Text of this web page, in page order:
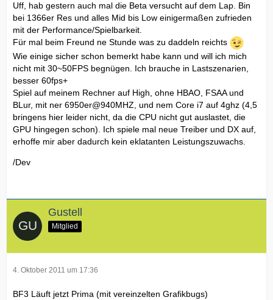
Uff, hab gestern auch mal die Beta versucht auf dem Lap. Bin
bei 1366er Res und alles Mid bis Low einigermaßen zufrieden
mit der Performance/Spielbarkeit.
Für mal beim Freund ne Stunde was zu daddeln reichts
Wie einige sicher schon bemerkt habe kann und will ich mich
nicht mit 30~50FPS begnügen. Ich brauche in Lastszenarien,
besser 60fps+
Spiel auf meinem Rechner auf High, ohne HBAO, FSAA und
BLur, mit ner 6950er@940MHZ, und nem Core i7 auf 4ghz (4,5
bringens hier leider nicht, da die CPU nicht gut auslastet, die
GPU hingegen schon). Ich spiele mal neue Treiber und DX auf,
erhoffe mir aber dadurch kein eklatanten Leistungszuwachs.
/Dev
Gustell
Mitglied
4. Oktober 2011 um 17:36
BF3 Läuft jetzt Prima (mit vereinzelten Grafikbugs)